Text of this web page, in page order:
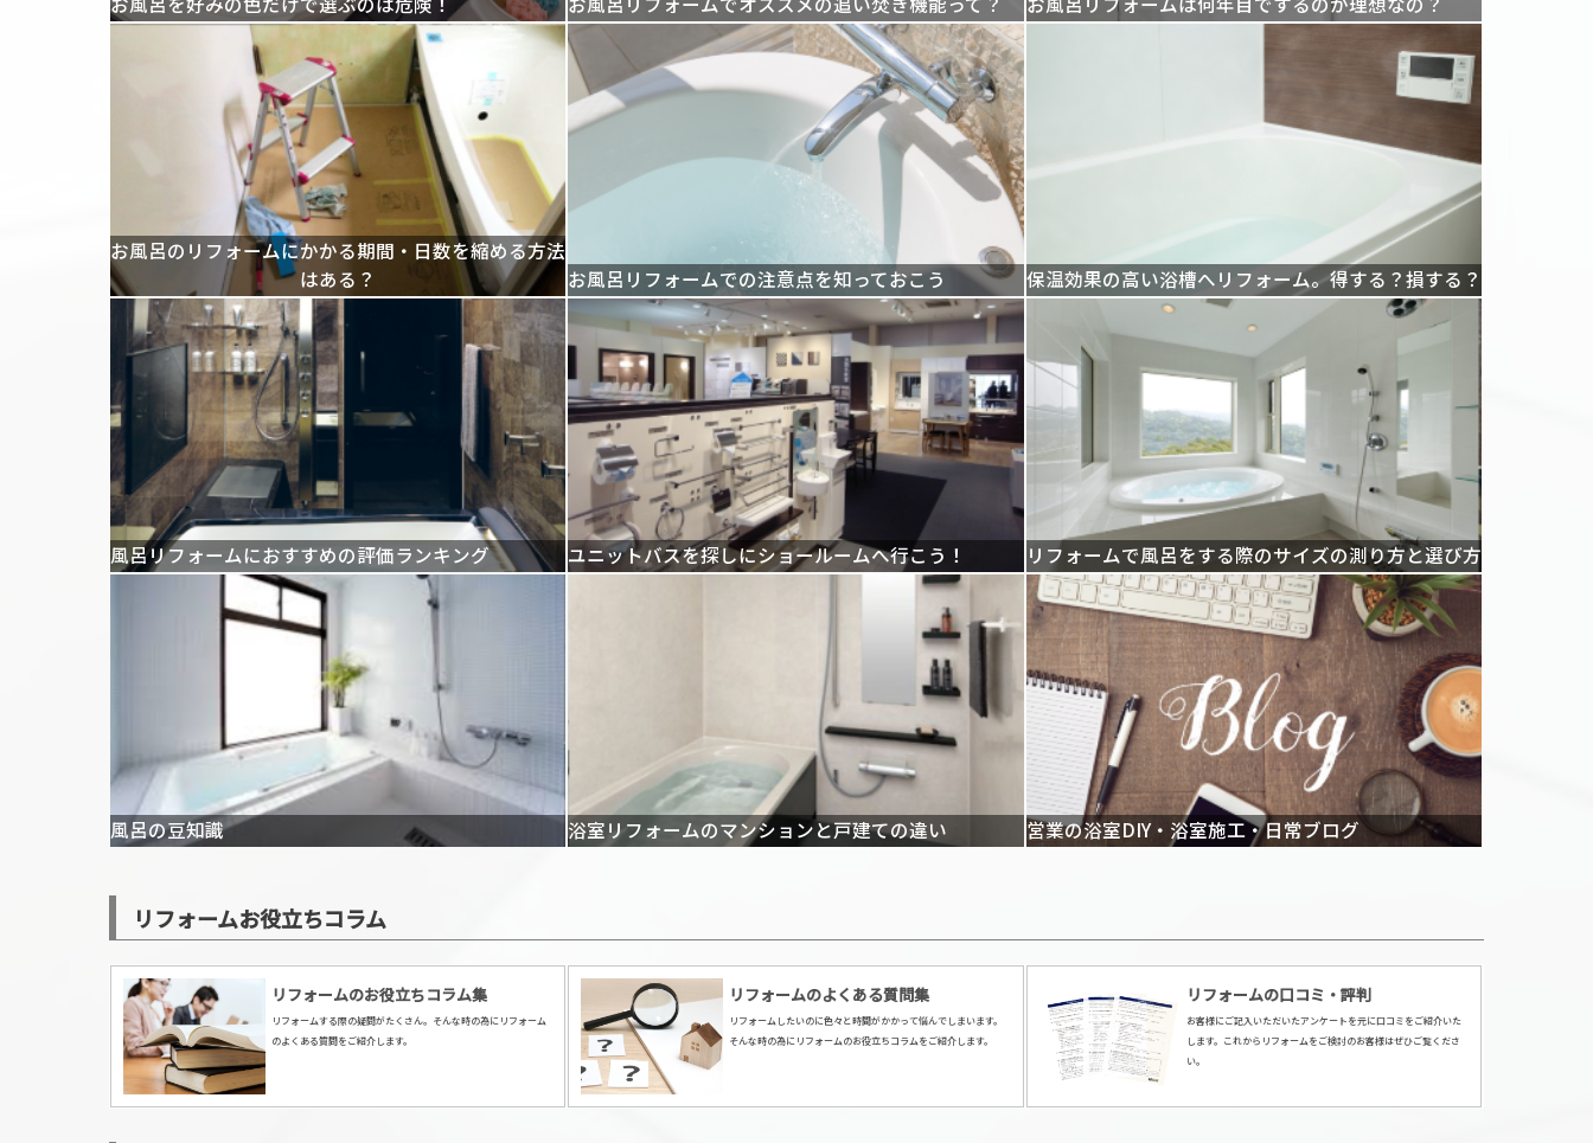
お風呂のリフォームにかかる期間・日数を縮める方法
はある？
お風呂リフォームでの注意点を知っておこう 保温効果の高い浴槽へリフォーム。得する？損する？
風呂リフォームにおすすめの評価ランキング ユニットバスを探しにショールームへ行こう！ リフォームで風呂をする際のサイズの測り方と選び方
風呂の豆知識 浴室リフォームのマンションと戸建ての違い 営業の浴室DIY・浴室施工・日常ブログ
リフォームお役立ちコラム
リフォームのお役立ちコラム集
リフォームする際の疑問がたくさん。そんな時の為にリフォーム
のよくある質問をご紹介します。
リフォームのよくある質問集
リフォームしたいのに色々と時間がかかって悩んでしまいます。
そんな時の為にリフォームのお役立ちコラムをご紹介します。
リフォームの口コミ・評判
お客様にご記入いただいたアンケートを元に口コミをご紹介いた
します。これからリフォームをご検討のお客様はぜひご覧くださ
い。